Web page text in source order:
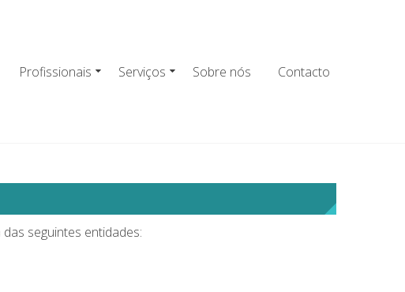
Profissionais Serviços Sobre nós Contacto
seguintes entidades: